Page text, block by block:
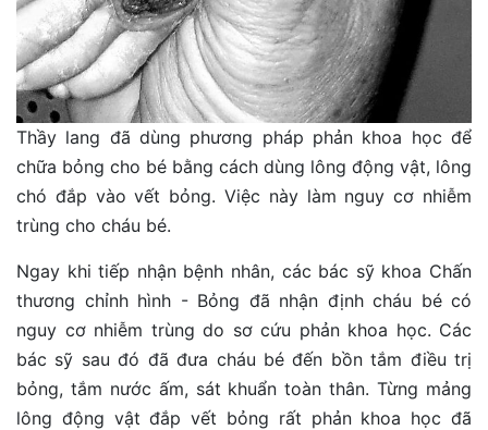
Thầy lang đã dùng phương pháp phản khoa học để
chữa bỏng cho bé bằng cách dùng lông động vật, lông
chó đắp vào vết bỏng. Việc này làm nguy cơ nhiễm
trùng cho cháu bé.
Ngay khi tiếp nhận bệnh nhân, các bác sỹ khoa Chấn
thương chỉnh hình - Bỏng đã nhận định cháu bé có
nguy cơ nhiễm trùng do sơ cứu phản khoa học. Các
bác sỹ sau đó đã đưa cháu bé đến bồn tắm điều trị
bỏng, tắm nước ấm, sát khuẩn toàn thân. Từng mảng
lông động vật đắp vết bỏng rất phản khoa học đã